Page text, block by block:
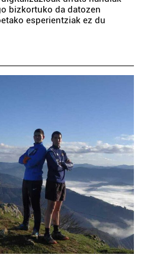
bizkortuko da datozen
esperientziak ez du